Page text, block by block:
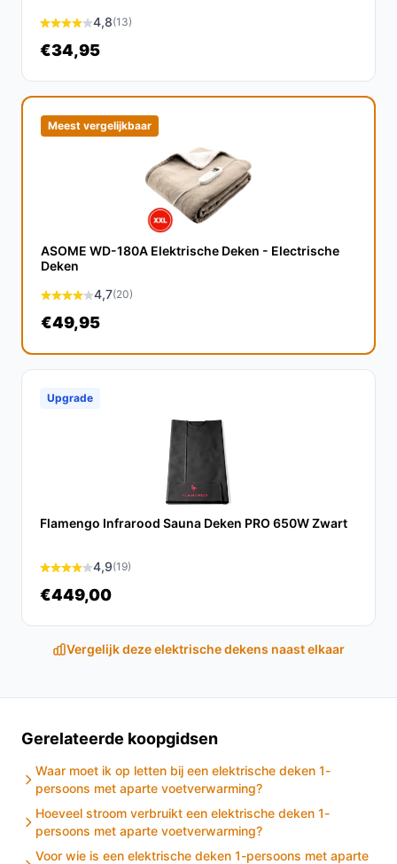
Met regelmatig gebruik en goed onderhoud kan de
Auronic onderdeken een levensduur van meerdere
jaren hebben.
Is dit geschikt voor koude nachten?
Ja, deze onderdeken is speciaal ontworpen om extra
warmte te bieden tijdens koude nachten, perfect voor
Wat zijn de belangrijkste verschillen met andere
elektrische dekens?
De belangrijkste verschillen zijn de aparte
temperatuurregelaars en de OEKO-TEX certificering, die
deze deken veiliger en gebruiksvriendelijker maken dan
veel alternatieven.
Conclusie
keuze voor koppels die waarde hechten aan comfort en
individualiteit in hun slaapomgeving. Met zijn
gebruiksvriendelijke functies en veilige materialen, is dit
de ideale oplossing voor koude nachten.
besteelektrischedeken.nl. Kies bewust wat perfect
4,8(13)
€34,95
Meest vergelijkbaar
ASOME WD-180A Elektrische Deken - Electrische
Deken
4,7(20)
€49,95
Upgrade
Flamengo Infrarood Sauna Deken PRO 650W Zwart
4,9(19)
€449,00
Vergelijk deze elektrische dekens naast elkaar
Gerelateerde koopgidsen
Waar moet ik op letten bij een elektrische deken 1-
persoons met aparte voetverwarming?
Hoeveel stroom verbruikt een elektrische deken 1-
persoons met aparte voetverwarming?
Voor wie is een elektrische deken 1-persoons met aparte